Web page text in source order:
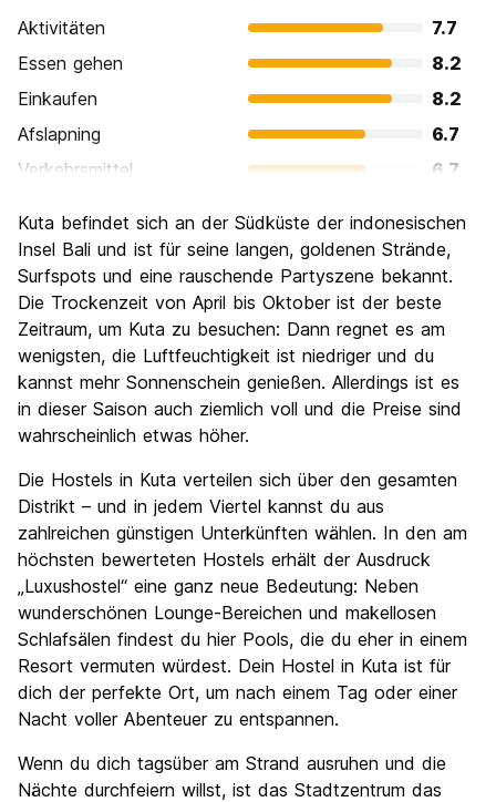
Aktivitäten
7.7
Essen gehen
8.2
Einkaufen
8.2
Afslapning
6.7
Verkehrsmittel
6.7
Kultur
5.9
Nachtleben / Party
8.7
Preis-Leistungsverhältnis
7.5
Kuta befindet sich an der Südküste der indonesischen
Insel Bali und ist für seine langen, goldenen Strände,
Surfspots und eine rauschende Partyszene bekannt.
Die Trockenzeit von April bis Oktober ist der beste
Zeitraum, um Kuta zu besuchen: Dann regnet es am
wenigsten, die Luftfeuchtigkeit ist niedriger und du
kannst mehr Sonnenschein genießen. Allerdings ist es
in dieser Saison auch ziemlich voll und die Preise sind
wahrscheinlich etwas höher.
Die Hostels in Kuta verteilen sich über den gesamten
Distrikt – und in jedem Viertel kannst du aus
zahlreichen günstigen Unterkünften wählen. In den am
höchsten bewerteten Hostels erhält der Ausdruck
„Luxushostel“ eine ganz neue Bedeutung: Neben
wunderschönen Lounge-Bereichen und makellosen
Schlafsälen findest du hier Pools, die du eher in einem
Resort vermuten würdest. Dein Hostel in Kuta ist für
dich der perfekte Ort, um nach einem Tag oder einer
Nacht voller Abenteuer zu entspannen.
Wenn du dich tagsüber am Strand ausruhen und die
Nächte durchfeiern willst, ist das Stadtzentrum das